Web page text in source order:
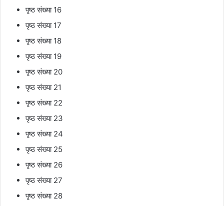
पृष्ठ संख्या 16
पृष्ठ संख्या 17
पृष्ठ संख्या 18
पृष्ठ संख्या 19
पृष्ठ संख्या 20
पृष्ठ संख्या 21
पृष्ठ संख्या 22
पृष्ठ संख्या 23
पृष्ठ संख्या 24
पृष्ठ संख्या 25
पृष्ठ संख्या 26
पृष्ठ संख्या 27
पृष्ठ संख्या 28